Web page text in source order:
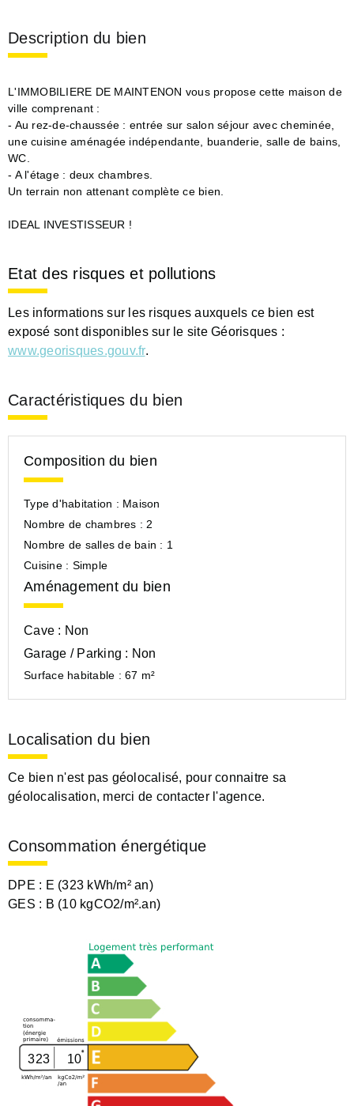
Description du bien
L'IMMOBILIERE DE MAINTENON vous propose cette maison de
ville comprenant :
- Au rez-de-chaussée : entrée sur salon séjour avec cheminée,
une cuisine aménagée indépendante, buanderie, salle de bains,
WC.
- A l'étage : deux chambres.
Un terrain non attenant complète ce bien.
IDEAL INVESTISSEUR !
Etat des risques et pollutions
Les informations sur les risques auxquels ce bien est
exposé sont disponibles sur le site Géorisques :
www.georisques.gouv.fr.
Caractéristiques du bien
Composition du bien
Type d'habitation : Maison
Nombre de chambres : 2
Nombre de salles de bain : 1
Cuisine : Simple
Aménagement du bien
Cave : Non
Garage / Parking : Non
Surface habitable : 67 m²
Localisation du bien
Ce bien n'est pas géolocalisé, pour connaitre sa
géolocalisation, merci de contacter l'agence.
Consommation énergétique
DPE : E (323 kWh/m² an)
GES : B (10 kgCO2/m².an)
323 10